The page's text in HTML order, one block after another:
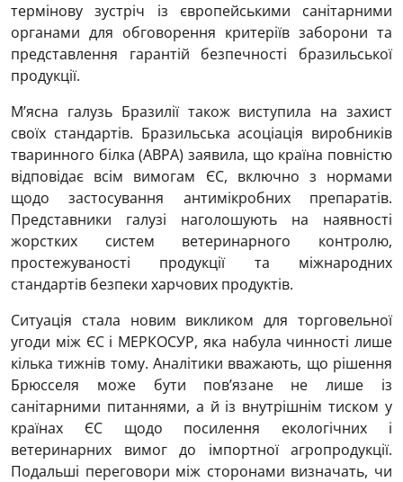
термінову зустріч із європейськими санітарними
органами для обговорення критеріїв заборони та
представлення гарантій безпечності бразильської
продукції.
М’ясна галузь Бразилії також виступила на захист
своїх стандартів. Бразильська асоціація виробників
тваринного білка (ABPA) заявила, що країна повністю
відповідає всім вимогам ЄС, включно з нормами
щодо застосування антимікробних препаратів.
Представники галузі наголошують на наявності
жорстких систем ветеринарного контролю,
простежуваності продукції та міжнародних
стандартів безпеки харчових продуктів.
Ситуація стала новим викликом для торговельної
угоди між ЄС і МЕРКОСУР, яка набула чинності лише
кілька тижнів тому. Аналітики вважають, що рішення
Брюсселя може бути пов’язане не лише із
санітарними питаннями, а й із внутрішнім тиском у
країнах ЄС щодо посилення екологічних і
ветеринарних вимог до імпортної агропродукції.
Подальші переговори між сторонами визначать, чи